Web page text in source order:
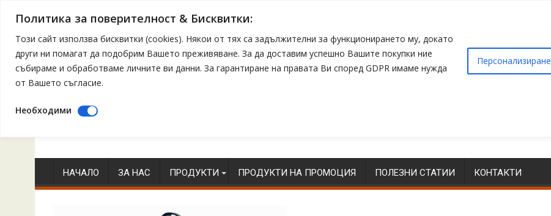
Политика за поверителност & Бисквитки:
Този сайт използва бисквитки (cookies). Някои от тях са задължителни за функционирането му, докато
други ни помагат да подобрим Вашето преживяване. За да доставим успешно Вашите покупки ние
събираме и обработваме личните ви данни. За гарантиране на правата Ви според GDPR имаме нужда
от Вашето съгласие.
Персонализиране
Необходими
to
contentНАЧАЛО ЗА НАС ПРОДУКТИ ПРОДУКТИ НА ПРОМОЦИЯ ПОЛЕЗНИ СТАТИИ КОНТАКТИ